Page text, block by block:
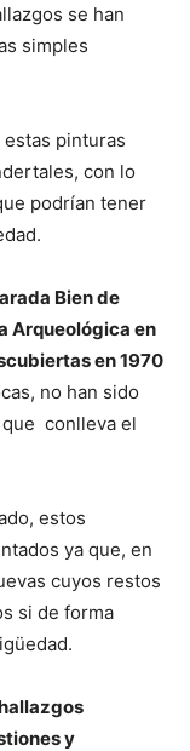
se han
simples
pinturas
con lo
podrían tener
Bien de
Arqueológica en
en 1970
no han sido
que conlleva el
estos
ya que, en
cuyos restos
si de forma
y